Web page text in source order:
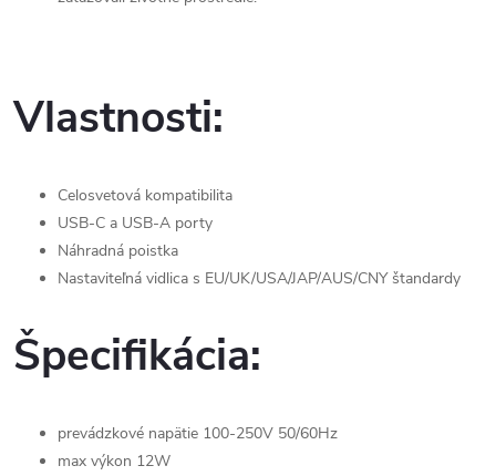
Vlastnosti:
Celosvetová kompatibilita
USB-C a USB-A porty
Náhradná poistka
Nastaviteľná vidlica s EU/UK/USA/JAP/AUS/CNY štandardy
Špecifikácia:
prevádzkové napätie 100-250V 50/60Hz
max výkon 12W